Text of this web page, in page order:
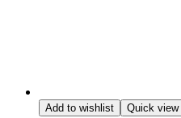
Add to wishlist Quick view